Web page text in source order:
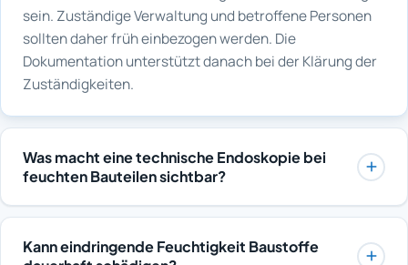
sein. Zuständige Verwaltung und betroffene Personen
sollten daher früh einbezogen werden. Die
Dokumentation unterstützt danach bei der Klärung der
Zuständigkeiten.
Was macht eine technische Endoskopie bei
feuchten Bauteilen sichtbar?
Über eine kleine Öffnung oder vorhandene Zugänge
wird eine flexible Kamerasonde in Hohlräume, Schächte
Kann eindringende Feuchtigkeit Baustoffe